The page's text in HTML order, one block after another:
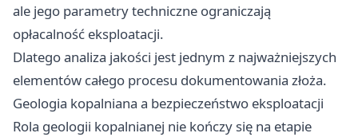
ale jego parametry techniczne ograniczają
opłacalność eksploatacji.
Dlatego analiza jakości jest jednym z najważniejszych
elementów całego procesu dokumentowania złoża.
Geologia kopalniana a bezpieczeństwo eksploatacji
Rola geologii kopalnianej nie kończy się na etapie